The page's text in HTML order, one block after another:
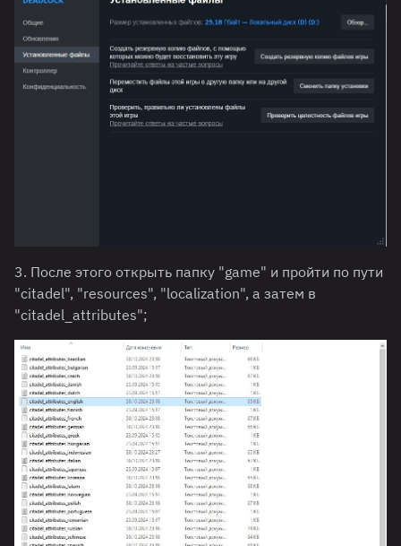
3. После этого открыть папку "game" и пройти по пути
"citadel", "resources", "localization", а затем в
"citadel_attributes";